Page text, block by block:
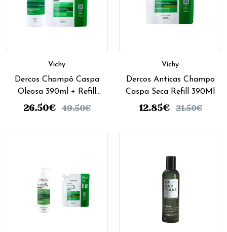
Vichy
Dercos Champô Caspa
Oleosa 390ml + Refill
390ml
26.50€ 49.50€
Vichy
Dercos Anticas Champo
Caspa Seca Refill 390Ml
12.85€ 21.50€